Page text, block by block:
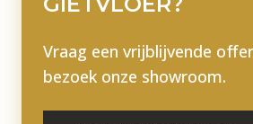
Vraag een vrijblijvende
bezoek onze showroom.